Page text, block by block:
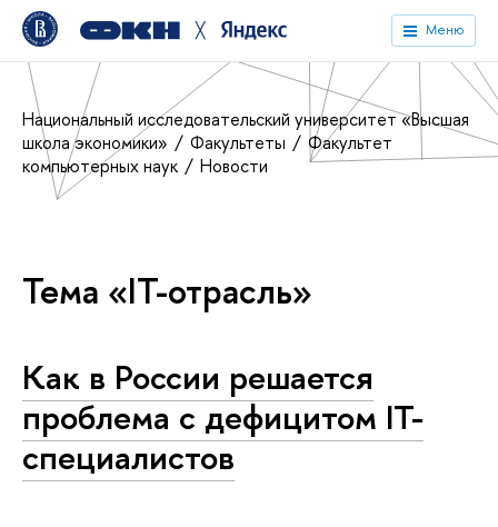
╳ Меню
Национальный исследовательский университет «Высшая
школа экономики»
Факультеты
Факультет
компьютерных наук
Новости
Тема «IT-отрасль»
Как в России решается
проблема с дефицитом IT-
специалистов